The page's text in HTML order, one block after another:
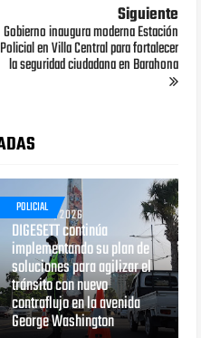
Siguiente
Gobierno inaugura moderna Estación
Policial en Villa Central para fortalecer
la seguridad ciudadana en Barahona
POLICIAL
JUNIO 29, 2026
DIGESETT continúa
implementando su plan de
soluciones para agilizar el
tránsito con nuevo
contraflujo en la avenida
George Washington